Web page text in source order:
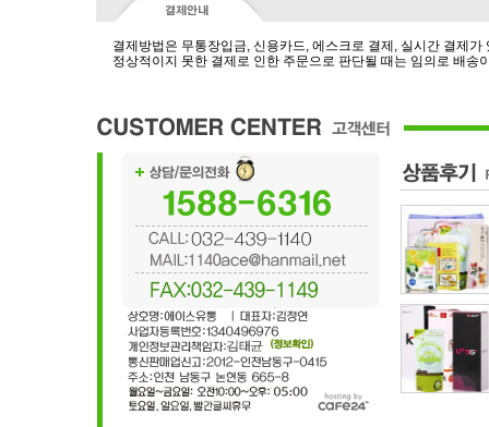
결제방법은 무통장입금, 신용카드, 에스크로 결제, 실시간 결제가
정상적이지 못한 결제로 인한 주문으로 판단될 때는 임의로 배송